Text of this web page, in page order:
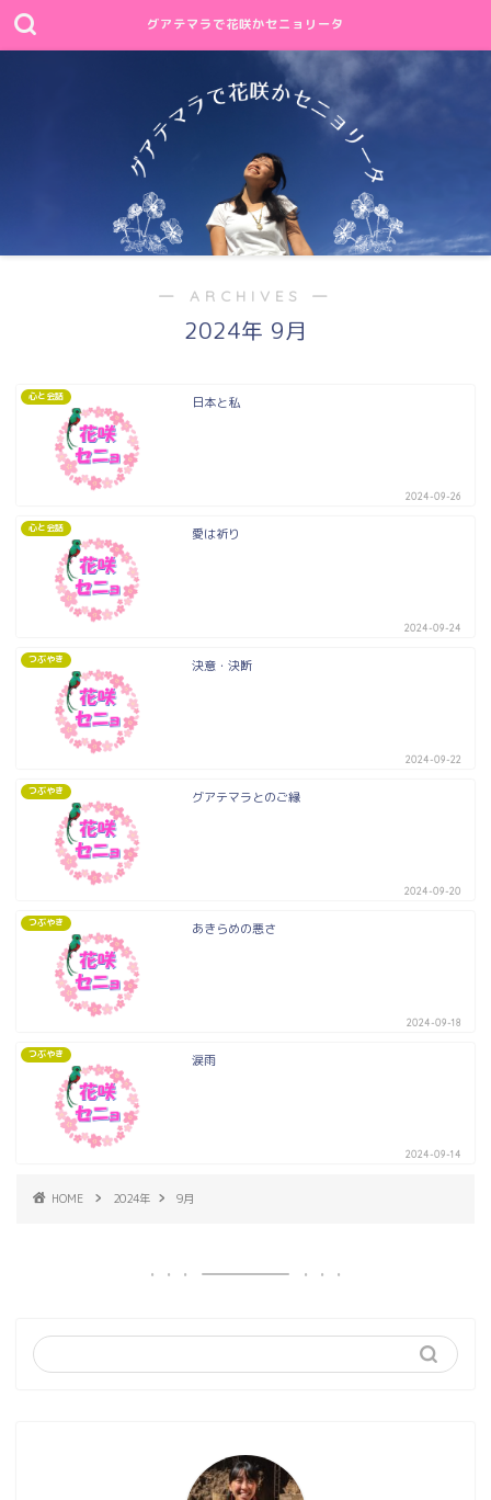
グアテマラで花咲かセニョリータ
― ARCHIVES ―
2024年 9月
心と会話 日本と私
2024-09-26
心と会話 愛は祈り
2024-09-24
つぶやき 決意・決断
2024-09-22
つぶやき グアテマラとのご縁
2024-09-20
つぶやき あきらめの悪さ
2024-09-18
つぶやき 涙雨
2024-09-14
HOME 2024年 9月